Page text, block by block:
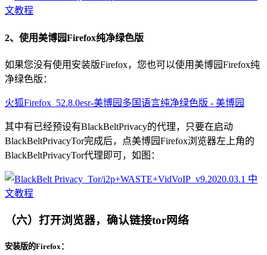
2、使用美博园Firefox纯净绿色版
如果您没有使用安装版Firefox，您也可以使用美博园Firefox纯
净绿色版：
火狐Firefox_52.8.0esr-美博园多国语言纯净绿色版 - 美博园
其中有已经预设有BlackBeltPrivacy的代理，只要在启动
BlackBeltPrivacyTor完成后，点美博园Firefox浏览器左上角的
BlackBeltPrivacyTor代理即可，如图：
（六）打开浏览器，确认链接tor网络
安装版的Firefox：